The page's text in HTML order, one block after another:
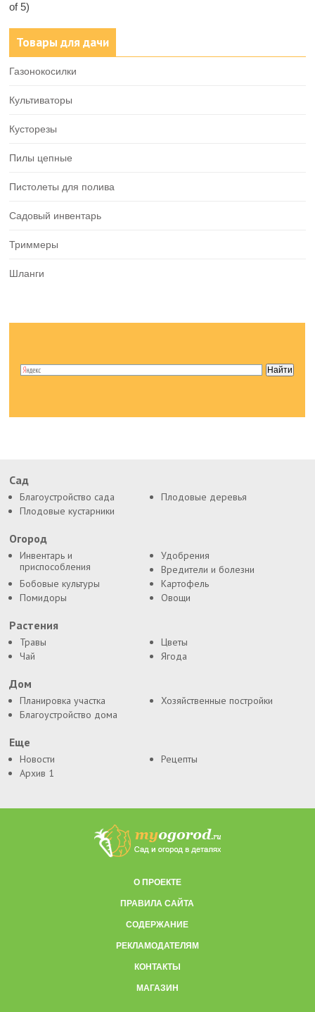
of 5)
Товары для дачи
Газонокосилки
Культиваторы
Кусторезы
Пилы цепные
Пистолеты для полива
Садовый инвентарь
Триммеры
Шланги
Сад
Благоустройство сада
Плодовые деревья
Плодовые кустарники
Огород
Инвентарь и
приспособления
Удобрения
Вредители и болезни
Бобовые культуры
Картофель
Помидоры
Овощи
Растения
Травы
Цветы
Чай
Ягода
Дом
Планировка участка
Хозяйственные постройки
Благоустройство дома
Еще
Новости
Рецепты
Архив 1
О ПРОЕКТЕ
ПРАВИЛА САЙТА
СОДЕРЖАНИЕ
РЕКЛАМОДАТЕЛЯМ
КОНТАКТЫ
МАГАЗИН